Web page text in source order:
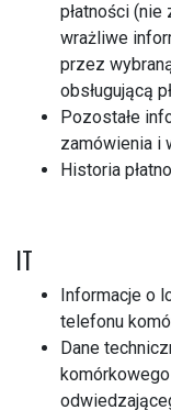
płatności
wrażliwe
przez
obsługującą
Pozostałe
zamówienia i
Historia
IT
Informacje o
telefonu
Dane